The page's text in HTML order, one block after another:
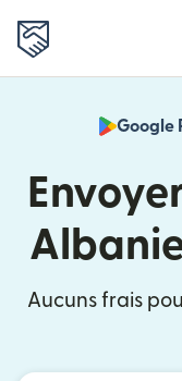
Google
Aucuns frais